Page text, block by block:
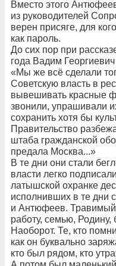
Вместо этого
из руководителей
верен присяге, для
как пароль.
До сих пор при
года Вадим
«Мы же всё сделали
Советскую власть в
вывешивать красные
звонили, упрашивали
сохранить хотя бы
Правительство
штаба гражданской
предала Москва...»
В те дни они стали
власти легко
латышской охранке
исполнивших в те дни
и Антюфеев.
работу, семью,
Наоборот. Те, кто
как он буквально
кто был рядом, кто